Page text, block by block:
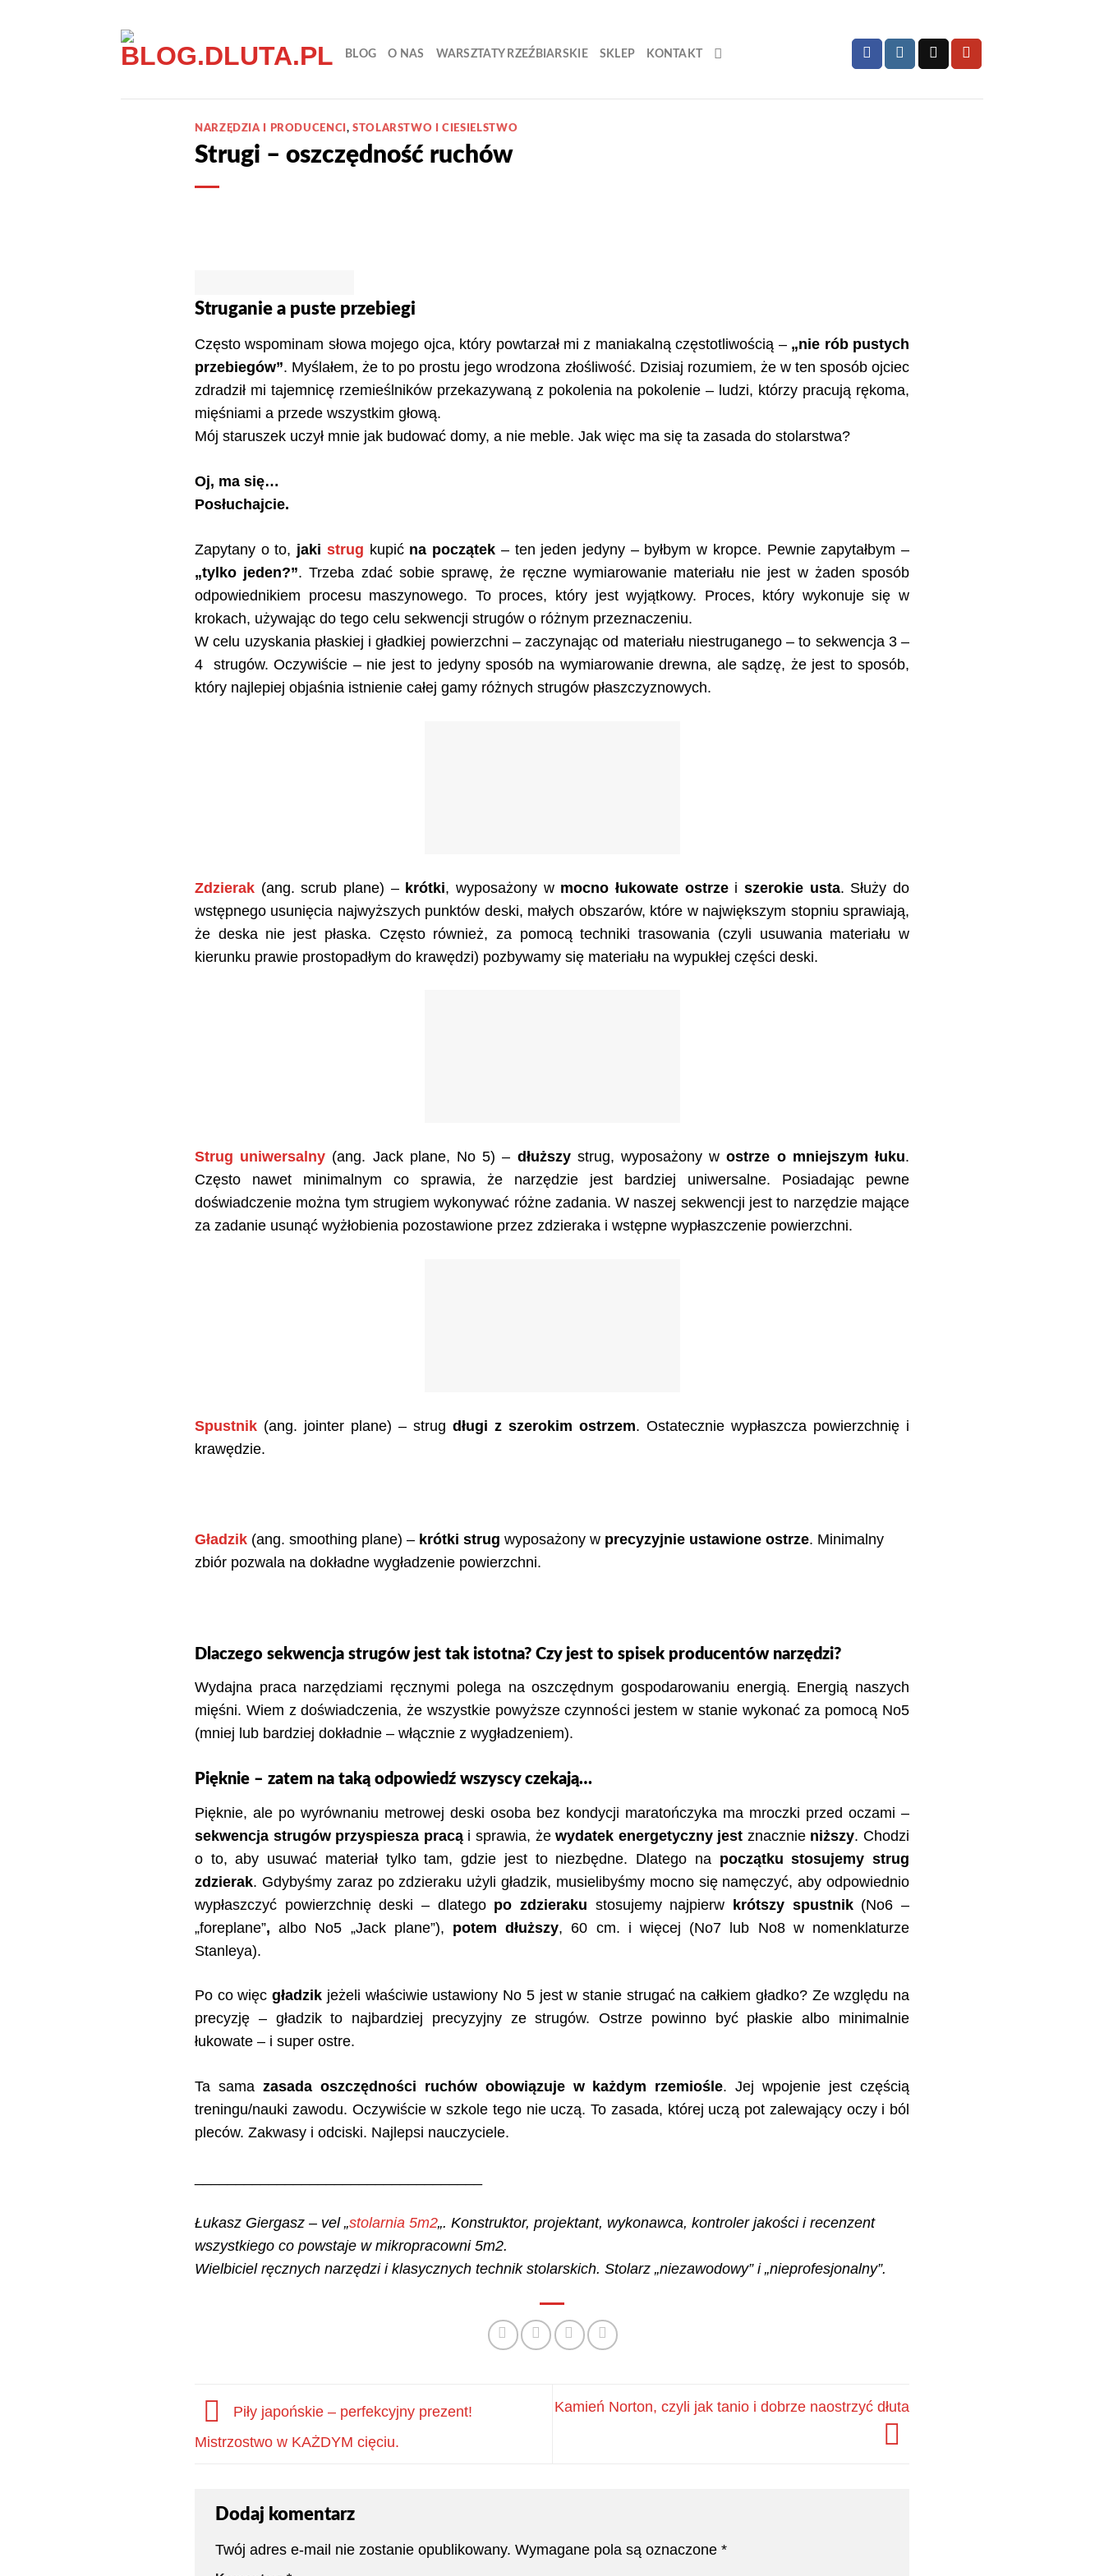
BLOG O NAS WARSZTATY RZEŹBIARSKIE SKLEP KONTAKT
NARZĘDZIA I PRODUCENCI ,STOLARSTWO I CIESIELSTWO
Strugi – oszczędność ruchów
Struganie a puste przebiegi
Często wspominam słowa mojego ojca, który powtarzał mi z maniakalną częstotliwością – „nie rób pustych
przebiegów”. Myślałem, że to po prostu jego wrodzona złośliwość. Dzisiaj rozumiem, że w ten sposób ojciec
zdradził mi tajemnicę rzemieślników przekazywaną z pokolenia na pokolenie – ludzi, którzy pracują rękoma,
mięśniami a przede wszystkim głową.
Mój staruszek uczył mnie jak budować domy, a nie meble. Jak więc ma się ta zasada do stolarstwa?
Oj, ma się…
Posłuchajcie.
Zapytany o to, jaki strug kupić na początek – ten jeden jedyny – byłbym w kropce. Pewnie zapytałbym –
„tylko jeden?”. Trzeba zdać sobie sprawę, że ręczne wymiarowanie materiału nie jest w żaden sposób
odpowiednikiem procesu maszynowego. To proces, który jest wyjątkowy. Proces, który wykonuje się w
krokach, używając do tego celu sekwencji strugów o różnym przeznaczeniu.
W celu uzyskania płaskiej i gładkiej powierzchni – zaczynając od materiału niestruganego – to sekwencja 3 –
4 strugów. Oczywiście – nie jest to jedyny sposób na wymiarowanie drewna, ale sądzę, że jest to sposób,
który najlepiej objaśnia istnienie całej gamy różnych strugów płaszczyznowych.
Zdzierak (ang. scrub plane) – krótki, wyposażony w mocno łukowate ostrzeiszerokie usta. Służy do
wstępnego usunięcia najwyższych punktów deski, małych obszarów, które w największym stopniu sprawiają,
że deska nie jest płaska. Często również, za pomocą techniki trasowania (czyli usuwania materiału w
kierunku prawie prostopadłym do krawędzi) pozbywamy się materiału na wypukłej części deski.
Strug uniwersalny (ang. Jack plane, No 5) – dłuższystrug, wyposażony wostrze o mniejszym łuku.
Często nawet minimalnym co sprawia, że narzędzie jest bardziej uniwersalne. Posiadając pewne
doświadczenie można tym strugiem wykonywać różne zadania. W naszej sekwencji jest to narzędzie mające
za zadanie usunąć wyżłobienia pozostawione przez zdzieraka i wstępne wypłaszczenie powierzchni.
Spustnik (ang. jointer plane) – strug długi z szerokim ostrzem. Ostatecznie wypłaszcza powierzchnię i
krawędzie.
Gładzik (ang. smoothing plane) – krótki strug wyposażony w precyzyjnie ustawione ostrze. Minimalny
zbiór pozwala na dokładne wygładzenie powierzchni.
Dlaczego sekwencja strugów jest tak istotna? Czy jest to spisek producentów narzędzi?
Wydajna praca narzędziami ręcznymi polega na oszczędnym gospodarowaniu energią. Energią naszych
mięśni. Wiem z doświadczenia, że wszystkie powyższe czynności jestem w stanie wykonać za pomocą No5
(mniej lub bardziej dokładnie – włącznie z wygładzeniem).
Pięknie – zatem na taką odpowiedź wszyscy czekają…
Pięknie, ale po wyrównaniu metrowej deski osoba bez kondycji maratończyka ma mroczki przed oczami –
sekwencja strugów przyspiesza pracąi sprawia, żewydatek energetyczny jest znacznie niższy. Chodzi
o to, aby usuwać materiał tylko tam, gdzie jest to niezbędne. Dlatego na początku stosujemy strug
zdzierak. Gdybyśmy zaraz po zdzieraku użyli gładzik, musielibyśmy mocno się namęczyć, aby odpowiednio
wypłaszczyć powierzchnię deski – dlategopo zdzieraku stosujemy najpierw krótszy spustnik(No6 –
„foreplane”,albo No5 „Jack plane”), potem dłuższy, 60 cm. i więcej (No7 lub No8 w nomenklaturze
Stanleya).
Po co więcgładzik jeżeli właściwie ustawiony No 5 jest w stanie strugać na całkiem gładko? Ze względu na
precyzję – gładzik to najbardziej precyzyjny ze strugów. Ostrze powinno być płaskie albo minimalnie
łukowate – i super ostre.
Ta samazasada oszczędności ruchów obowiązuje w każdym rzemiośle. Jej wpojenie jest częścią
treningu/nauki zawodu. Oczywiście w szkole tego nie uczą. To zasada, której uczą pot zalewający oczy i ból
pleców. Zakwasy i odciski. Najlepsi nauczyciele.
Łukasz Giergasz – vel „stolarnia 5m2„. Konstruktor, projektant, wykonawca, kontroler jakości i recenzent
wszystkiego co powstaje w mikropracowni 5m2.
Wielbiciel ręcznych narzędzi i klasycznych technik stolarskich. Stolarz „niezawodowy” i „nieprofesjonalny”.
Piły japońskie – perfekcyjny prezent!
Mistrzostwo w KAŻDYM cięciu.
Kamień Norton, czyli jak tanio i dobrze naostrzyć dłuta
Dodaj komentarz
Twój adres e-mail nie zostanie opublikowany. Wymagane pola są oznaczone *